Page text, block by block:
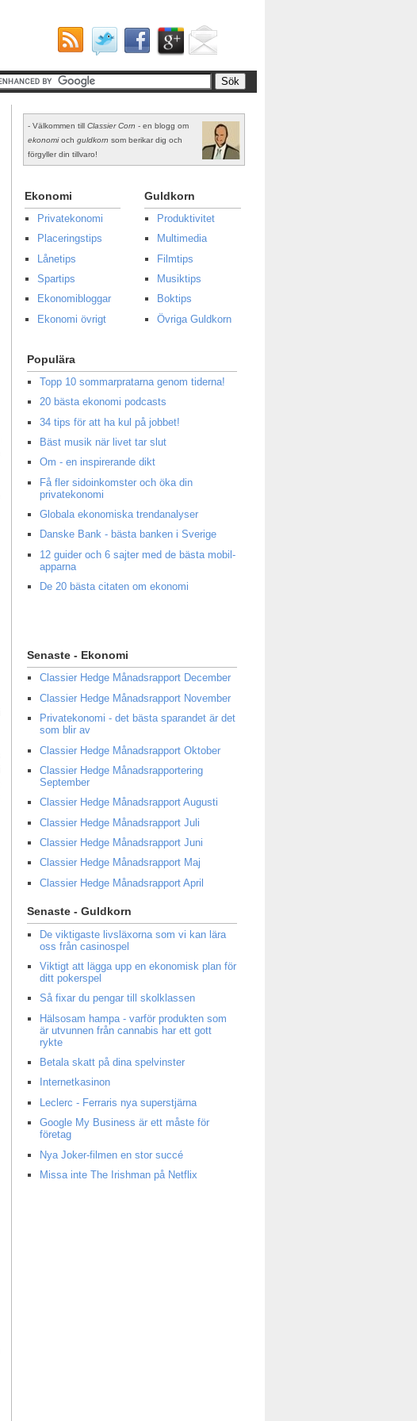
- Välkommen till Classier Corn - en blogg om
ekonomioch guldkorn som berikar dig och
förgyller din tillvaro!
Ekonomi
Privatekonomi
Placeringstips
Lånetips
Spartips
Ekonomibloggar
Ekonomi övrigt
Guldkorn
Produktivitet
Multimedia
Filmtips
Musiktips
Boktips
Övriga Guldkorn
Populära
Topp 10 sommarpratarna genom tiderna!
20 bästa ekonomi podcasts
34 tips för att ha kul på jobbet!
Bäst musik när livet tar slut
Om - en inspirerande dikt
Få fler sidoinkomster och öka din
privatekonomi
Globala ekonomiska trendanalyser
Danske Bank - bästa banken i Sverige
12 guider och 6 sajter med de bästa mobil-
apparna
De 20 bästa citaten om ekonomi
Senaste - Ekonomi
Classier Hedge Månadsrapport December
Classier Hedge Månadsrapport November
Privatekonomi - det bästa sparandet är det
som blir av
Classier Hedge Månadsrapport Oktober
Classier Hedge Månadsrapportering
September
Classier Hedge Månadsrapport Augusti
Classier Hedge Månadsrapport Juli
Classier Hedge Månadsrapport Juni
Classier Hedge Månadsrapport Maj
Classier Hedge Månadsrapport April
Senaste - Guldkorn
De viktigaste livsläxorna som vi kan lära
oss från casinospel
Viktigt att lägga upp en ekonomisk plan för
ditt pokerspel
Så fixar du pengar till skolklassen
Hälsosam hampa - varför produkten som
är utvunnen från cannabis har ett gott
rykte
Betala skatt på dina spelvinster
Internetkasinon
Leclerc - Ferraris nya superstjärna
Google My Business är ett måste för
företag
Nya Joker-filmen en stor succé
Missa inte The Irishman på Netflix